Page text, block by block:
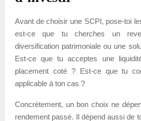
Avant de choisir une SCPI, pose-toi
est-ce que tu cherches un
diversification patrimoniale ou une
Est-ce que tu acceptes une
placement coté ? Est-ce que tu
applicable à ton cas ?
Concrètement, un bon choix ne
rendement passé. Il dépend aussi de